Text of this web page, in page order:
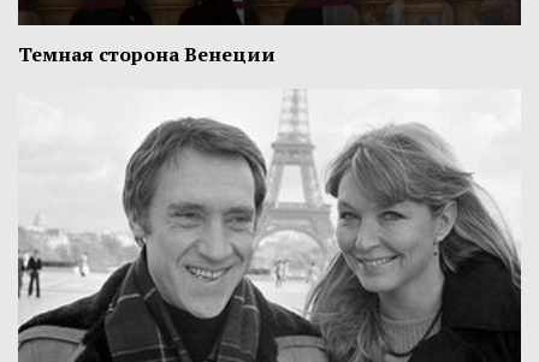
Темная сторона Венеции